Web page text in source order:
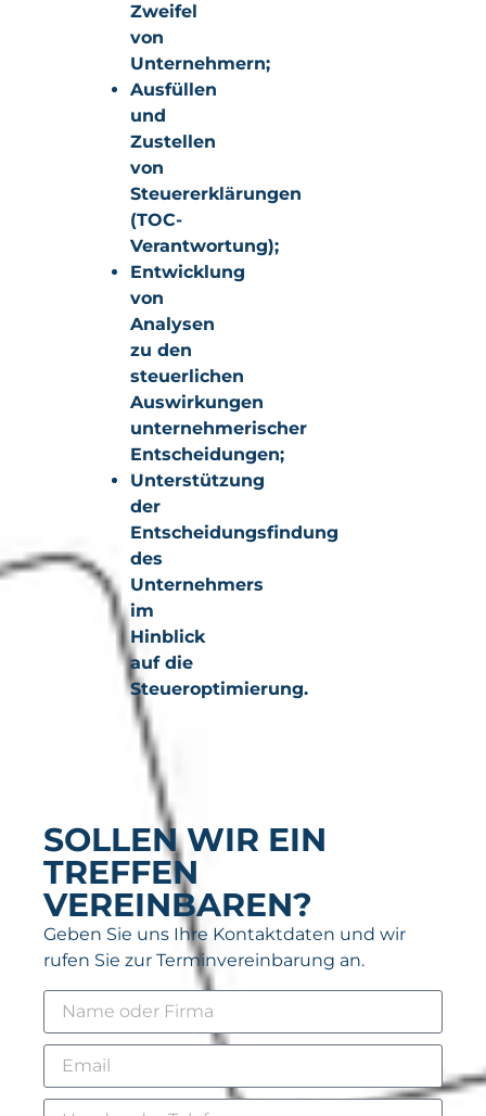
Zweifel
von
Unternehmern;
Ausfüllen
und
Zustellen
von
Steuererklärungen
(TOC-
Verantwortung);
Entwicklung
von
Analysen
zu den
steuerlichen
Auswirkungen
unternehmerischer
Entscheidungen;
Unterstützung
der
Entscheidungsfindung
des
Unternehmers
im
Hinblick
auf die
Steueroptimierung.
SOLLEN WIR EIN
TREFFEN
VEREINBAREN?
Geben Sie uns Ihre Kontaktdaten und wir
rufen Sie zur Terminvereinbarung an.